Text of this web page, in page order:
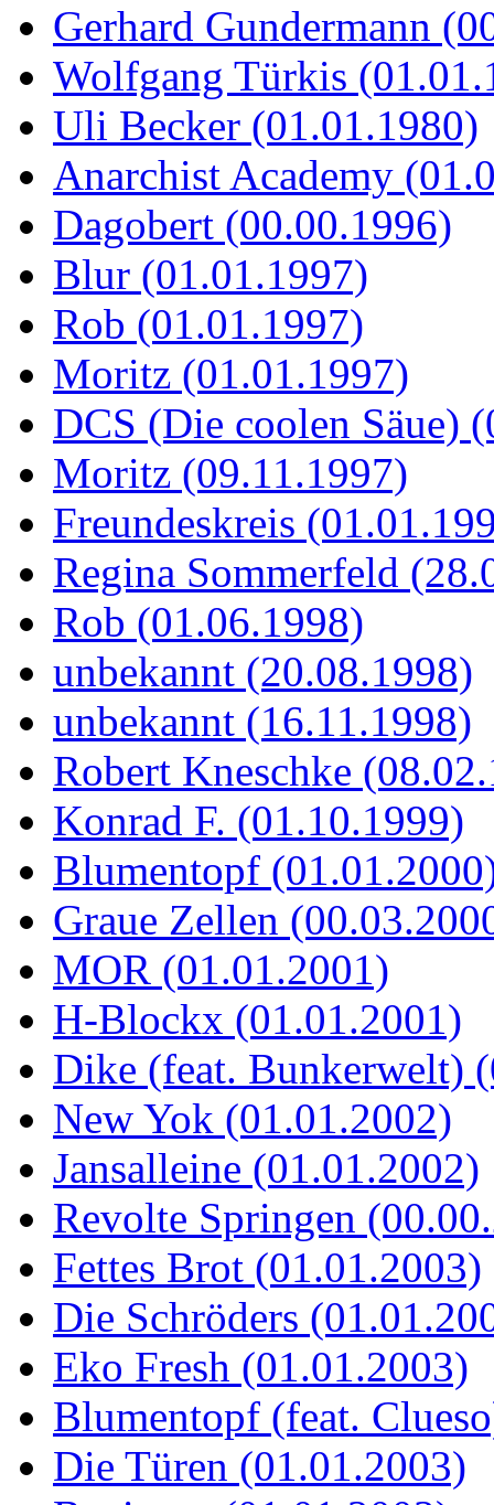
Gerhard Gundermann
Wolfgang Türkis
Uli Becker (01.01.1980)
Anarchist Academy
Dagobert (00.00.1996)
Blur (01.01.1997)
Rob (01.01.1997)
Moritz (01.01.1997)
DCS (Die coolen Säue)
Moritz (09.11.1997)
Freundeskreis
Regina Sommerfeld
Rob (01.06.1998)
unbekannt (20.08.1998)
unbekannt (16.11.1998)
Robert Kneschke
Konrad F. (01.10.1999)
Blumentopf
Graue Zellen
MOR (01.01.2001)
H-Blockx (01.01.2001)
Dike (feat. Bunkerwelt)
New Yok (01.01.2002)
Jansalleine (01.01.2002)
Revolte Springen
Fettes Brot (01.01.2003)
Die Schröders
Eko Fresh (01.01.2003)
Blumentopf (feat.
Die Türen (01.01.2003)